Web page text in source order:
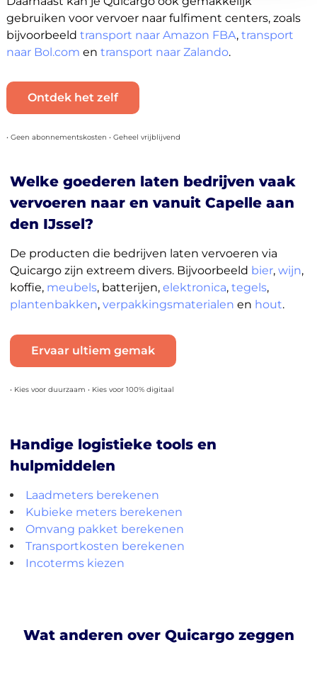
gebruiken voor vervoer naar fulfiment centers, zoals
bijvoorbeeld transport naar Amazon FBA, transport
naar Bol.com en transport naar Zalando.
Ontdek het zelf
• Geen abonnementskosten • Geheel vrijblijvend
Welke goederen laten bedrijven vaak
vervoeren naar en vanuit Capelle aan
den IJssel?
De producten die bedrijven laten vervoeren via
Quicargo zijn extreem divers. Bijvoorbeeld bier, wijn,
koffie, meubels, batterijen, elektronica, tegels,
plantenbakken, verpakkingsmaterialen en hout.
Ervaar ultiem gemak
• Kies voor duurzaam • Kies voor 100% digitaal
Handige logistieke tools en
hulpmiddelen
Laadmeters berekenen
Kubieke meters berekenen
Omvang pakket berekenen
Transportkosten berekenen
Incoterms kiezen
Wat anderen over Quicargo zeggen